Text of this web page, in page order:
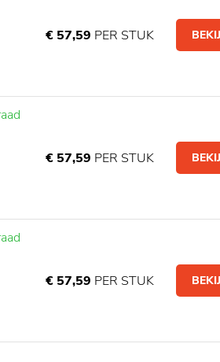
€ 57,59 PER STUK
€ 57,59 PER STUK
€ 57,59 PER STUK